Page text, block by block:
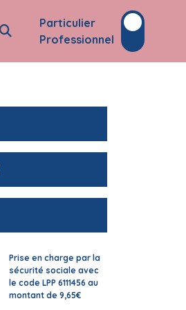
Particulier
Professionnel
Prise en charge par la
sécurité sociale avec
le code LPP 6111456 au
montant de 9,65€